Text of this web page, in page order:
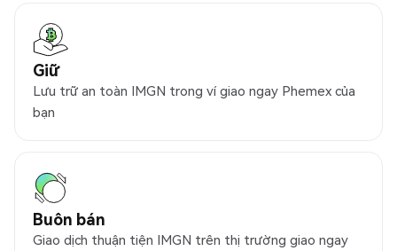
Giữ
Lưu trữ an toàn IMGN trong ví giao ngay Phemex của
bạn
Buôn bán
Giao dịch thuận tiện IMGN trên thị trường giao ngay